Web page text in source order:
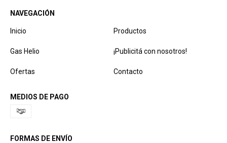
NAVEGACIÓN
Inicio Productos
Gas Helio ¡Publicitá con nosotros!
Ofertas Contacto
MEDIOS DE PAGO
FORMAS DE ENVÍO